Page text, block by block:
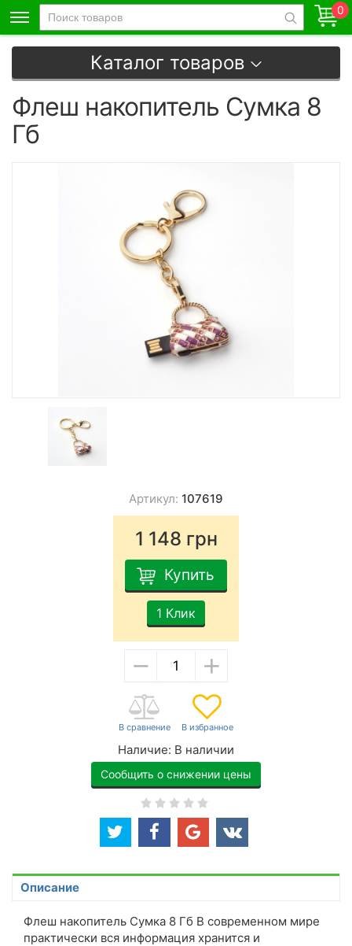
0
Каталог товаров
Флеш накопитель Сумка 8
Гб
Артикул: 107619
1 148 грн
Купить
1 Клик
− +
Наличие: В наличии
Сообщить о снижении цены
Описание
Флеш накопитель Сумка 8 Гб В современном мире
практически вся информация хранится и